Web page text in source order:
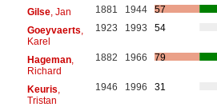
Gilse, Jan 1881 1944
57
Goeyvaerts
Karel
1923 1993 54
Hageman,
Richard
1882 1966 79
Keuris
Tristan
1946 1996 31